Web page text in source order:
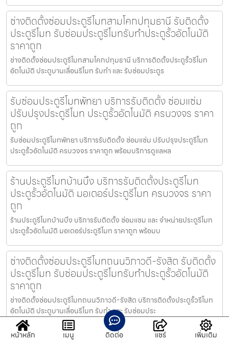
ช่างติดตั้งซ่อมประตูรีโมทสามโคกปทุมธานี รับติดตั้ง
ประตูรีโมท รับซ่อมประตูรีโมทรับทำประตูรั้วอัตโนมัติ
ราคาถูก
ช่างติดตั้งซ่อมประตูรีโมทสามโคกปทุมธานี บริการติดตั้งประตูรั้วรีโมท
อัตโนมัติ ประตูบานเลื่อนรีโมท รับทำ และ รับซ่อมประตูร
รับซ่อมประตูรีโมทพัทยา บริการรับติดตั้ง ซ่อมแซ่ม
ปรับปรุงประตูรีโมท ประตูรั้วอัตโนมัติ ครบวงจร ราคา
ถูก
รับซ่อมประตูรีโมทพัทยา บริการรับติดตั้ง ซ่อมแซ่ม ปรับปรุงประตูรีโมท
ประตูรั้วอัตโนมัติ ครบวงจร ราคาถูก พร้อมบริการดูแลหล
ร้านประตูรีโมทบ้านบึง บริการรับติดตั้งประตูรีโมท
ประตูรั้วอัตโนมัติ มอเตอร์ประตูรีโมท ครบวงจร ราคา
ถูก
ร้านประตูรีโมทบ้านบึง บริการรับติดตั้ง ซ่อมแซม และ จำหน่ายประตูรีโมท
ประตูรั้วอัตโนมัติ มอเตอร์ประตูรีโมท ราคาถูก พร้อมบ
ช่างติดตั้งซ่อมประตูรีโมทถนนวิภาวดี-รังสิต รับติดตั้ง
ประตูรีโมท รับซ่อมประตูรีโมทรับทำประตูรั้วอัตโนมัติ
ราคาถูก
ช่างติดตั้งซ่อมประตูรีโมทถนนวิภาวดี-รังสิต บริการติดตั้งประตูรั้วรีโมท
อัตโนมัติ ประตูบานเลื่อนรีโมท รับทำ และ รับซ่อมประ
หน้าหลัก เมนู ติดต่อ แชร์ เพิ่มเติม